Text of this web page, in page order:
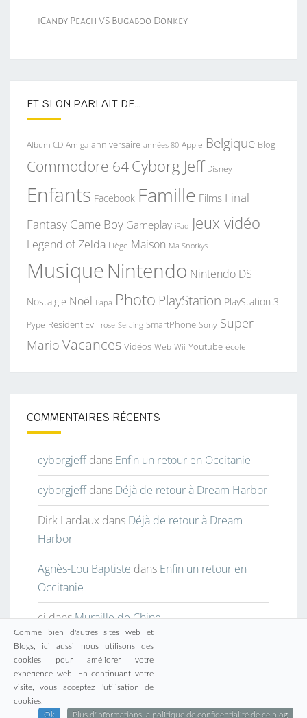
iCandy Peach VS Bugaboo Donkey
ET SI ON PARLAIT DE…
Album CD Amiga anniversaire années 80 Apple Belgique Blog
Commodore 64Cyborg Jeff Disney
Enfants Facebook Famille Films Final
Fantasy Game Boy Gameplay iPad Jeux vidéo
Legend of Zelda Liège Maison Ma Snorkys
MusiqueNintendo Nintendo DS
Nostalgie Noël Papa Photo PlayStation PlayStation 3
Pype Resident Evil rose Seraing SmartPhone Sony Super
Mario Vacances Vidéos Web Wii Youtube école
COMMENTAIRES RÉCENTS
cyborgjeffdans Enfin un retour en Occitanie
cyborgjeffdans Déjà de retour à Dream Harbor
Dirk Lardaux dans Déjà de retour à Dream
Harbor
Agnès-Lou Baptiste dans Enfin un retour en
Occitanie
cjdansMuraille de Chine
© 2026 Fièrement propulsé par
Nisarg
Comme bien d'autres sites web et
Blogs, ici aussi nous utilisons des
cookies pour améliorer votre
expérience web. En continuant votre
visite, vous acceptez l'utilisation de
cookies.
Ok
Plus d'informations la politique de confidentialité de ce blog